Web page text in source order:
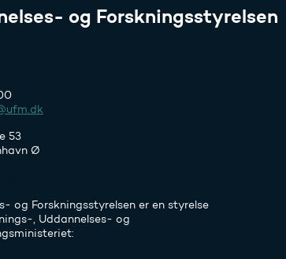
og Forskningsstyrelsen
53
Ø
og Forskningsstyrelsen er en styrelse
, Uddannelses- og